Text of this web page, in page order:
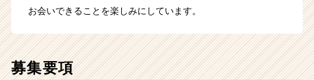
お会いできることを楽しみにしています。
募集要項